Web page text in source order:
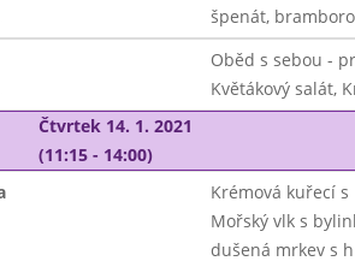
špenát,
Oběd s sebou -
Květákový salát,
Čtvrtek 14. 1. 2021
(11:15 - 14:00)
Krémová kuřecí s
Mořský vlk s
dušená mrkev s